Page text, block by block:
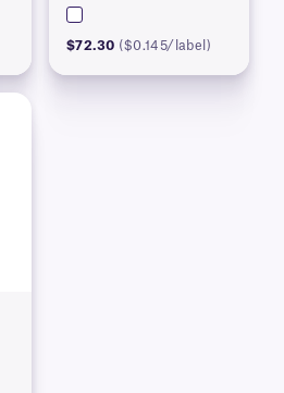
$72.30 ($0.145/label)